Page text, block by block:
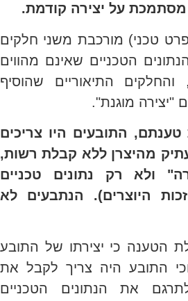
על יצירה קודמת.
טכני) מורכבת משני חלקים
הטכניים שאינם מהווים
והחלקים התיאוריים שהוסיף
"יצירה מוגנת".
התובעים היו צריכים
מהיצרן ללא קבלת רשות,
ולא רק נתונים טכניים
היוצרים). הנתבעים לא
הטענה כי יצירתו של התובע
התובע היה צריך לקבל את
את הנתונים הטכניים